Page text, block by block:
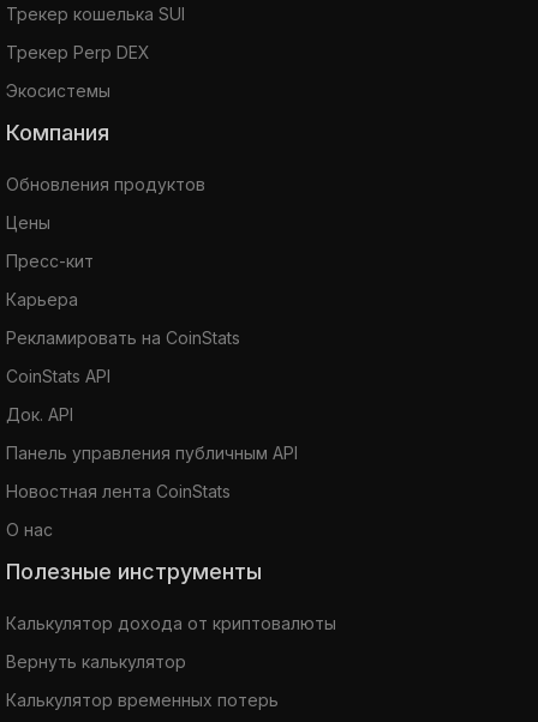
Трекер кошелька SUI
Трекер Perp DEX
Экосистемы
Компания
Обновления продуктов
Цены
Пресс-кит
Карьера
Рекламировать на CoinStats
CoinStats API
Док. API
Панель управления публичным API
Новостная лента CoinStats
О нас
Полезные инструменты
Калькулятор дохода от криптовалюты
Вернуть калькулятор
Калькулятор временных потерь